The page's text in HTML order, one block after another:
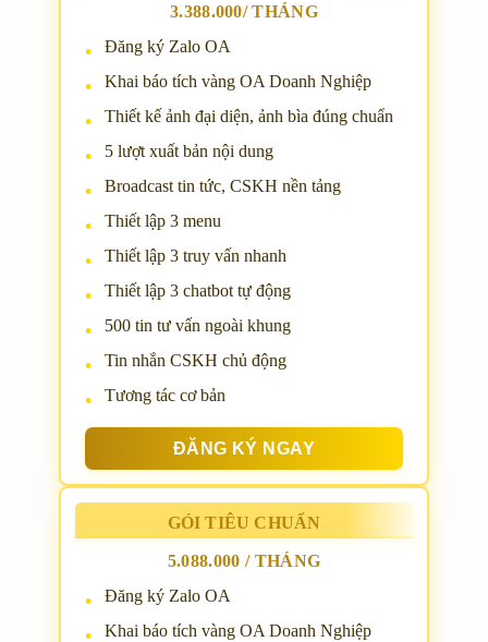
3.388.000/ THÁNG
Đăng ký Zalo OA
Khai báo tích vàng OA Doanh Nghiệp
Thiết kế ảnh đại diện, ảnh bìa đúng chuẩn
5 lượt xuất bản nội dung
Broadcast tin tức, CSKH nền tảng
Thiết lập 3 menu
Thiết lập 3 truy vấn nhanh
Thiết lập 3 chatbot tự động
500 tin tư vấn ngoài khung
Tin nhắn CSKH chủ động
Tương tác cơ bản
ĐĂNG KÝ NGAY
GÓI TIÊU CHUẨN
5.088.000 / THÁNG
Đăng ký Zalo OA
Khai báo tích vàng OA Doanh Nghiệp